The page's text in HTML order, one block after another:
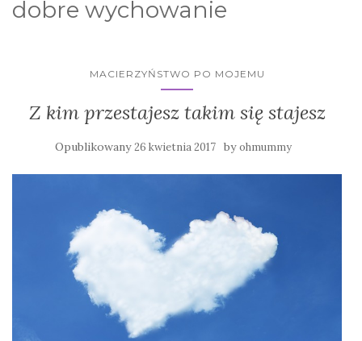
dobre wychowanie
MACIERZYŃSTWO PO MOJEMU
Z kim przestajesz takim się stajesz
Opublikowany26 kwietnia 2017 byohmummy